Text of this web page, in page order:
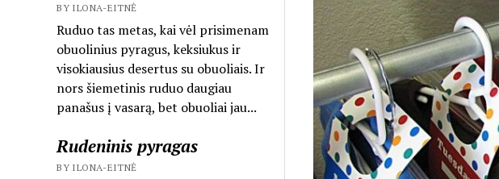
BY ILONA-EITNĖ
Ruduo tas metas, kai vėl prisimenam
obuolinius pyragus, keksiukus ir
visokiausius desertus su obuoliais. Ir
nors šiemetinis ruduo daugiau
panašus į vasarą, bet obuoliai jau...
Rudeninis pyragas
BY ILONA-EITNĖ